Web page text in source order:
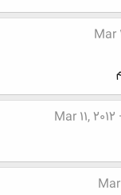
Mar
Mar 11, 2012